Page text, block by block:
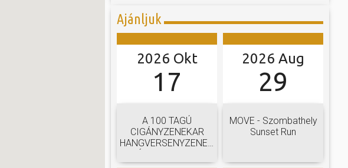
Ajánljuk
2026 Okt
17
A 100 TAGÚ
CIGÁNYZENEKAR
HANGVERSENYZENEKARI
2026 Aug
29
MOVE - Szombathely
Sunset Run